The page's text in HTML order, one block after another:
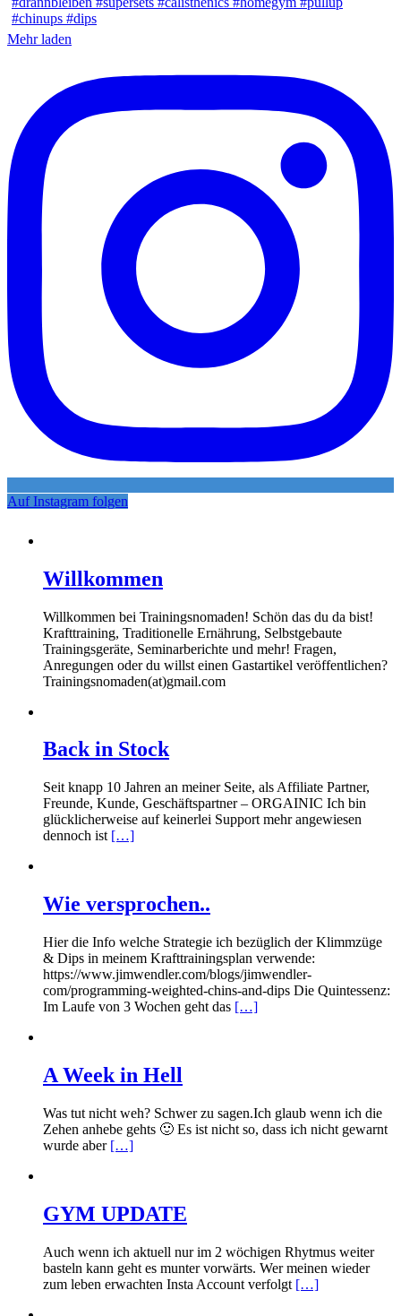
Mehr laden
Auf Instagram folgen
Willkommen
Willkommen bei Trainingsnomaden! Schön das du da bist!
Krafttraining, Traditionelle Ernährung, Selbstgebaute
Trainingsgeräte, Seminarberichte und mehr! Fragen,
Anregungen oder du willst einen Gastartikel veröffentlichen?
Trainingsnomaden(at)gmail.com
Back in Stock
Seit knapp 10 Jahren an meiner Seite, als Affiliate Partner,
Freunde, Kunde, Geschäftspartner – ORGAINIC Ich bin
glücklicherweise auf keinerlei Support mehr angewiesen
dennoch ist […]
Wie versprochen..
Hier die Info welche Strategie ich bezüglich der Klimmzüge
& Dips in meinem Krafttrainingsplan verwende:
https://www.jimwendler.com/blogs/jimwendler-
com/programming-weighted-chins-and-dips Die Quintessenz:
Im Laufe von 3 Wochen geht das […]
A Week in Hell
Was tut nicht weh? Schwer zu sagen.Ich glaub wenn ich die
Zehen anhebe gehts 🙂 Es ist nicht so, dass ich nicht gewarnt
wurde aber […]
GYM UPDATE
Auch wenn ich aktuell nur im 2 wöchigen Rhytmus weiter
basteln kann geht es munter vorwärts. Wer meinen wieder
zum leben erwachten Insta Account verfolgt […]